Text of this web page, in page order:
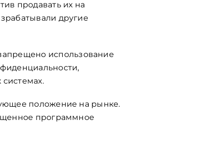
продавать их на
другие
использование
положение на рынке.
программное